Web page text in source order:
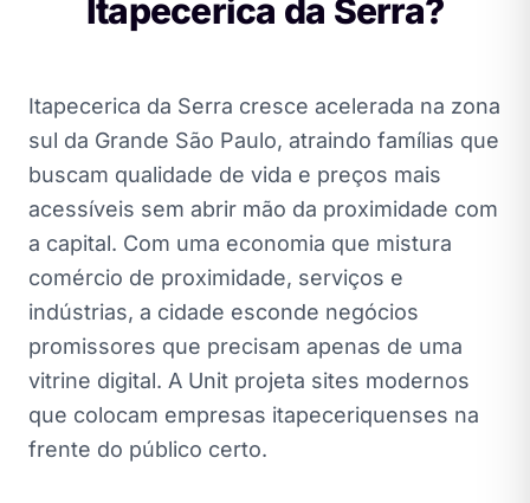
Itapecerica da Serra?
Itapecerica da Serra cresce acelerada na zona
sul da Grande São Paulo, atraindo famílias que
buscam qualidade de vida e preços mais
acessíveis sem abrir mão da proximidade com
a capital. Com uma economia que mistura
comércio de proximidade, serviços e
indústrias, a cidade esconde negócios
promissores que precisam apenas de uma
vitrine digital. A Unit projeta sites modernos
que colocam empresas itapeceriquenses na
frente do público certo.